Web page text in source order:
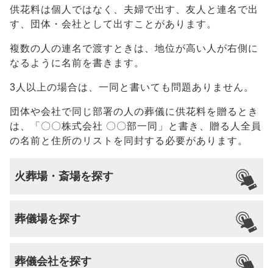
供花料は個人ではなく、夫婦で出す、友人と連名で出
す、団体・会社として出すことがあります。
複数の人の連名で渡すときは、地位が高い人が右側に
なるように名前を書きます。
3人以上の場合は、一同と書いても問題ありません。
団体や会社で同じ部署の人の葬儀に供花料を贈るとき
は、「〇〇株式会社 〇〇部一同」と書き、贈る人全員
の名前と住所のリストを同封する必要があります。
火葬場・斎場を探す
葬儀場を探す
葬儀会社を探す